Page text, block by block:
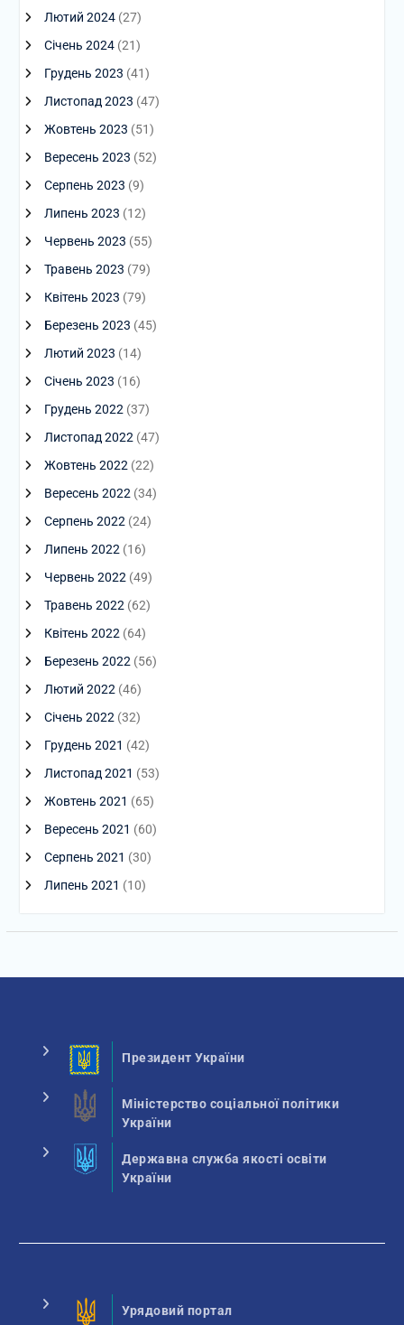
Лютий 2024(27)
Січень 2024(21)
Грудень 2023 (41)
Листопад 2023 (47)
Жовтень 2023 (51)
Вересень 2023 (52)
Серпень 2023 (9)
Липень 2023 (12)
Червень 2023 (55)
Травень 2023 (79)
Квітень 2023 (79)
Березень 2023 (45)
Лютий 2023 (14)
Січень 2023 (16)
Грудень 2022 (37)
Листопад 2022 (47)
Жовтень 2022 (22)
Вересень 2022 (34)
Серпень 2022 (24)
Липень 2022 (16)
Червень 2022 (49)
Травень 2022 (62)
Квітень 2022 (64)
Березень 2022 (56)
Лютий 2022 (46)
Січень 2022 (32)
Грудень 2021 (42)
Листопад 2021 (53)
Жовтень 2021 (65)
Вересень 2021 (60)
Серпень 2021 (30)
Липень 2021 (10)
Президент України
Міністерство соціальної політики
України
Державна служба якості освіти
України
Урядовий портал